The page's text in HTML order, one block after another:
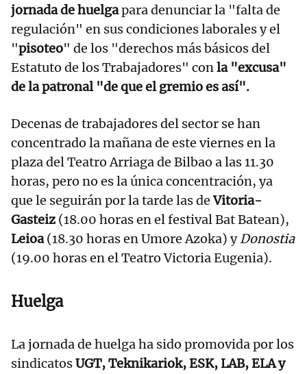
jornada de huelgapara denunciar la "falta de
regulación" en sus condiciones laborales y el
"pisoteo" de los "derechos más básicos del
Estatuto de los Trabajadores" conla "excusa"
de la patronal "de que el gremio es así".
Decenas de trabajadores del sector se han
concentrado la mañana de este viernes en la
plaza del Teatro Arriaga de Bilbao a las 11.30
horas, pero no es la única concentración, ya
que le seguirán por la tarde las deVitoria-
Gasteiz (18.00 horas en el festival Bat Batean),
Leioa(18.30 horas en Umore Azoka) yDonostia
(19.00 horas en el Teatro Victoria Eugenia).
Huelga
La jornada de huelga ha sido promovida por los
sindicatosUGT, Teknikariok, ESK, LAB, ELA y